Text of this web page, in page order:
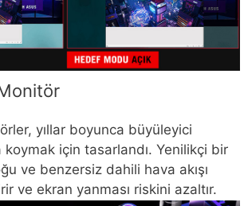
yıllar boyunca büyüleyici
için tasarlandı. Yenilikçi bir
ve benzersiz dahili hava akışı
ve ekran yanması riskini azaltır.